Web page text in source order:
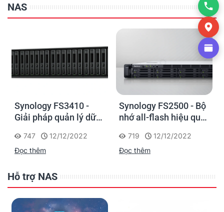
NAS
Synology FS3410 -
Giải pháp quản lý dữ
kiệm chi phí cho
doanh nghiệp vừa và
747
12/12/2022
Đọc thêm
Synology FS2500 - Bộ
nhớ all-flash hiệu quả
doanh nghiệp vừa và
nhỏ
719
12/12/2022
Đọc thêm
Hỗ trợ NAS